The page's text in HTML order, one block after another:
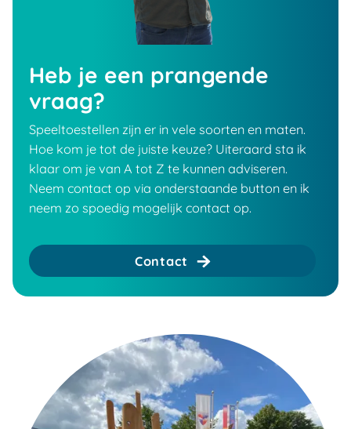
Heb je een prangende
vraag?
Speeltoestellen zijn er in vele soorten en maten.
Hoe kom je tot de juiste keuze? Uiteraard sta ik
klaar om je van A tot Z te kunnen adviseren.
Neem contact op via onderstaande button en ik
neem zo spoedig mogelijk contact op.
Contact